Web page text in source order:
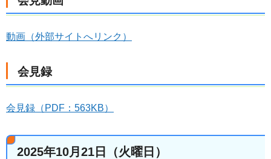
動画（外部サイトへリンク）
会見録
会見録（PDF：563KB）
2025年10月21日（火曜日）